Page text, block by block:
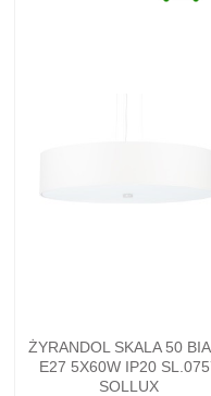
ŻYRANDOL SKALA 50
E27 5X60W IP20
SOLLUX